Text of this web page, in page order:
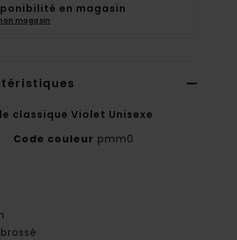
en magasin
magasin
classique Violet Unisexe
Code couleur pmm0